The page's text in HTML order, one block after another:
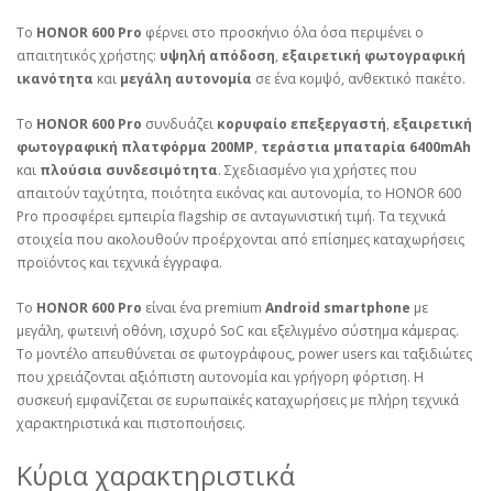
Το HONOR 600 Pro φέρνει στο προσκήνιο όλα όσα περιμένει ο
απαιτητικός χρήστης: υψηλή απόδοση, εξαιρετική φωτογραφική
ικανότητα και μεγάλη αυτονομία σε ένα κομψό, ανθεκτικό πακέτο.
Το HONOR 600 Pro συνδυάζει κορυφαίο επεξεργαστή, εξαιρετική
φωτογραφική πλατφόρμα 200MP, τεράστια μπαταρία 6400mAh
και πλούσια συνδεσιμότητα. Σχεδιασμένο για χρήστες που
απαιτούν ταχύτητα, ποιότητα εικόνας και αυτονομία, το HONOR 600
Pro προσφέρει εμπειρία flagship σε ανταγωνιστική τιμή. Τα τεχνικά
στοιχεία που ακολουθούν προέρχονται από επίσημες καταχωρήσεις
προϊόντος και τεχνικά έγγραφα.
Το HONOR 600 Pro είναι ένα premium Android smartphone με
μεγάλη, φωτεινή οθόνη, ισχυρό SoC και εξελιγμένο σύστημα κάμερας.
Το μοντέλο απευθύνεται σε φωτογράφους, power users και ταξιδιώτες
που χρειάζονται αξιόπιστη αυτονομία και γρήγορη φόρτιση. Η
συσκευή εμφανίζεται σε ευρωπαϊκές καταχωρήσεις με πλήρη τεχνικά
χαρακτηριστικά και πιστοποιήσεις.
Κύρια χαρακτηριστικά